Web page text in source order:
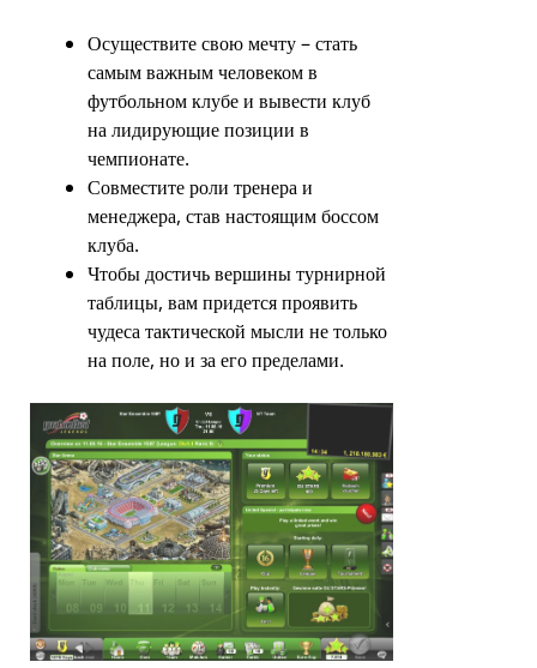
Осуществите свою мечту – стать
самым важным человеком в
футбольном клубе и вывести клуб
на лидирующие позиции в
чемпионате.
Совместите роли тренера и
менеджера, став настоящим боссом
клуба.
Чтобы достичь вершины турнирной
таблицы, вам придется проявить
чудеса тактической мысли не только
на поле, но и за его пределами.